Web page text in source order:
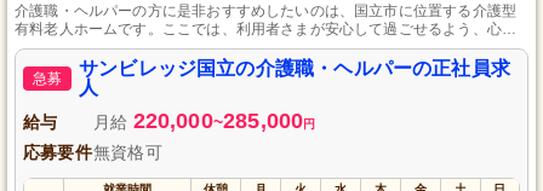
介護職・ヘルパーの方に是非おすすめしたいのは、国立市に位置する介護型
有料老人ホームです。ここでは、利用者さまが安心して過ごせるよう、心温
まるケアと快適な住環境を提供しています。専門スタッフによる洗濯や清掃
サポートがあり、介護職・ヘルパーは利用者さまの身体介護や生活支援に集
中できます。1日7時間勤務で、働きやすさも魅力の一つです。国立市で質の
高い介護を提供しませんか？
急募
サンビレッジ国立の介護職・ヘルパーの正社員求
人
給与 月給 220,000~285,000円
応募要件無資格可